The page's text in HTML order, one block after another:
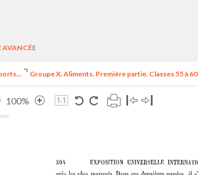
AVANCÉE
Groupe X. Aliments. Première partie. Classes 55 à 60
100%